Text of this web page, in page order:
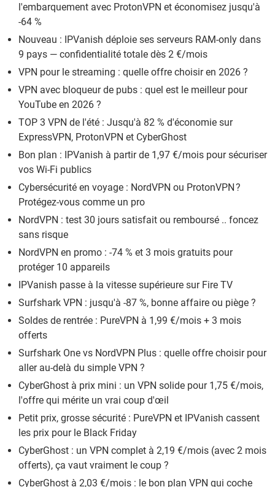
l'embarquement avec ProtonVPN et économisez jusqu'à
-64 %
Nouveau : IPVanish déploie ses serveurs RAM-only dans
9 pays — confidentialité totale dès 2 €/mois
VPN pour le streaming : quelle offre choisir en 2026 ?
VPN avec bloqueur de pubs : quel est le meilleur pour
YouTube en 2026 ?
TOP 3 VPN de l'été : Jusqu'à 82 % d'économie sur
ExpressVPN, ProtonVPN et CyberGhost
Bon plan : IPVanish à partir de 1,97 €/mois pour sécuriser
vos Wi-Fi publics
Cybersécurité en voyage : NordVPN ou ProtonVPN ?
Protégez-vous comme un pro
NordVPN : test 30 jours satisfait ou remboursé .. foncez
sans risque
NordVPN en promo : -74 % et 3 mois gratuits pour
protéger 10 appareils
IPVanish passe à la vitesse supérieure sur Fire TV
Surfshark VPN : jusqu'à -87 %, bonne affaire ou piège ?
Soldes de rentrée : PureVPN à 1,99 €/mois + 3 mois
offerts
Surfshark One vs NordVPN Plus : quelle offre choisir pour
aller au-delà du simple VPN ?
CyberGhost à prix mini : un VPN solide pour 1,75 €/mois,
l'offre qui mérite un vrai coup d'œil
Petit prix, grosse sécurité : PureVPN et IPVanish cassent
les prix pour le Black Friday
CyberGhost : un VPN complet à 2,19 €/mois (avec 2 mois
offerts), ça vaut vraiment le coup ?
CyberGhost à 2,03 €/mois : le bon plan VPN qui coche